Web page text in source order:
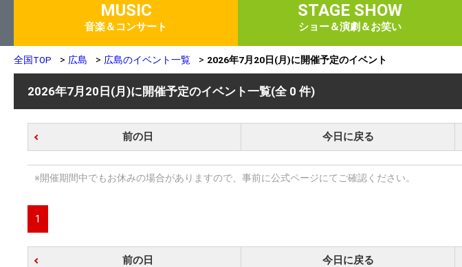
MUSIC
音楽＆コンサート
STAGE SHOW
ショー＆演劇＆お笑い
全国TOP 広島 広島のイベント一覧 2026年7月20日(月)に開催予定のイベント
2026年7月20日(月)に開催予定のイベント一覧(全 0 件)
前の日 今日に戻る
※開催期間中でもお休みの場合がありますので、事前に公式ページにてご確認ください。
1
前の日 今日に戻る